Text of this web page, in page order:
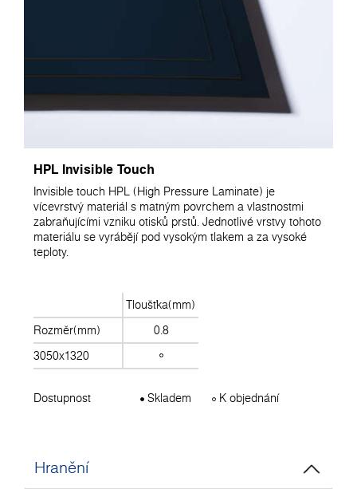
HPL Invisible Touch
Invisible touch HPL (High Pressure Laminate) je
vícevrstvý materiál s matným povrchem a vlastnostmi
zabraňujícími vzniku otisků prstů. Jednotlivé vrstvy tohoto
materiálu se vyrábějí pod vysokým tlakem a za vysoké
teploty.
Tloušťka(mm)
Rozměr(mm)
0.8
3050x1320
Dostupnost Skladem K objednání
Hranění